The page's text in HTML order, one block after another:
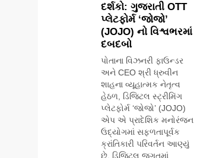
દર્શકો: ગુજરાતી OTT
પ્લેટફોર્મ ‘જોજો’
(JOJO) નો વિશ્વભરમાં
દબદબો
પોતાના વિઝનરી ફાઉન્ડર
અને CEO શ્રી ધ્રુવીન
શાહના વ્યૂહાત્મક નેતૃત્વ
હેઠળ, ડિજિટલ સ્ટ્રીમિંગ
પ્લેટફોર્મ ‘જોજો’ (JOJO)
એપ એ પ્રાદેશિક મનોરંજન
ઉદ્યોગમાં સફળતાપૂર્વક
ક્રાંતિકારી પરિવર્તન આણ્યું
છે. ડિજિટલ જગતમાં
ગ્લોબલ એક્સેલન્સ
ફોરમ દ્વારા નેશનલ
લીડરશિપ કોન્કલેવ
તથા ભારત સમ્માન
૨૦૨૬નો ભવ્ય અને
પ્રતિષ્ઠિત કાર્યક્રમ
નવી દિલ્હીમાં
સફળતાપૂર્વક
યોજાયો
BUSINESS
સેમસંગ વિશ્વ યુવા
કૌશલ્ય દિવસની
ઉજવણી કરે છે,
સેમસંગ દોસ્ત
કૌશલ્ય વિકાસ
કાર્યક્રમના 30
ટોચના પ્રતિભાશાળી
BUSINESS CSR
આયુદા ઓર્ગેનિક્સ